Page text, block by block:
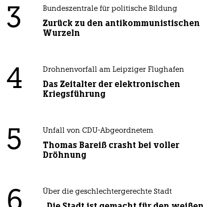
3 Bundeszentrale für politische Bildung
Zurück zu den antikommunistischen
Wurzeln
4 Drohnenvorfall am Leipziger Flughafen
Das Zeitalter der elektronischen
Kriegsführung
5 Unfall von CDU-Abgeordnetem
Thomas Bareiß crasht bei voller
Dröhnung
Über die geschlechtergerechte Stadt